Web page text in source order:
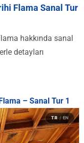
Flama Sanal Tur
hakkında sanal
detayları
– Sanal Tur 1